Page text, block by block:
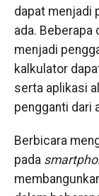
dapat menjadi
ada.
menjadi
kalkulator
serta aplikasi
pengganti dari
Berbicara
pada